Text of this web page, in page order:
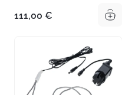
111,00 €